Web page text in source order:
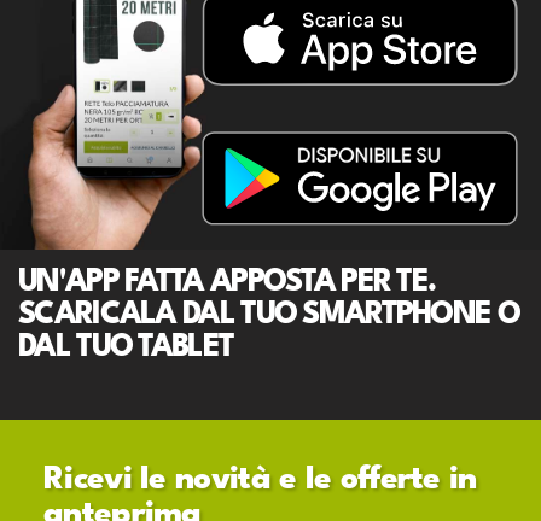
UN'APP FATTA APPOSTA PER TE.
SCARICALA DAL TUO SMARTPHONE O
DAL TUO TABLET
Ricevi le novità e le offerte in